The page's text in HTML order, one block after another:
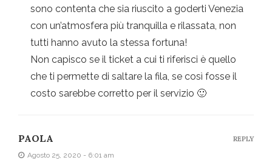
sono contenta che sia riuscito a goderti Venezia
con un’atmosfera più tranquilla e rilassata, non
tutti hanno avuto la stessa fortuna!
Non capisco se il ticket a cui ti riferisci è quello
che ti permette di saltare la fila, se così fosse il
costo sarebbe corretto per il servizio 🙂
PAOLA
Agosto 25, 2020 - 6:01 am
REPLY